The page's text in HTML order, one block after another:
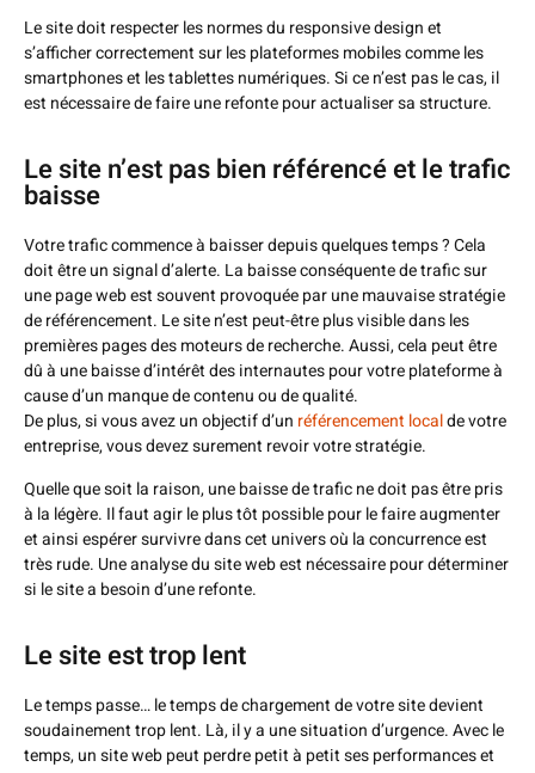
Le site doit respecter les normes du responsive design et
s’afficher correctement sur les plateformes mobiles comme les
smartphones et les tablettes numériques. Si ce n’est pas le cas, il
est nécessaire de faire une refonte pour actualiser sa structure.
Le site n’est pas bien référencé et le trafic
baisse
Votre trafic commence à baisser depuis quelques temps ? Cela
doit être un signal d’alerte. La baisse conséquente de trafic sur
une page web est souvent provoquée par une mauvaise stratégie
de référencement. Le site n’est peut-être plus visible dans les
premières pages des moteurs de recherche. Aussi, cela peut être
dû à une baisse d’intérêt des internautes pour votre plateforme à
cause d’un manque de contenu ou de qualité.
De plus, si vous avez un objectif d’un référencement localde votre
entreprise, vous devez surement revoir votre stratégie.
Quelle que soit la raison, une baisse de trafic ne doit pas être pris
à la légère. Il faut agir le plus tôt possible pour le faire augmenter
et ainsi espérer survivre dans cet univers où la concurrence est
très rude. Une analyse du site web est nécessaire pour déterminer
si le site a besoin d’une refonte.
Le site est trop lent
Le temps passe… le temps de chargement de votre site devient
soudainement trop lent. Là, il y a une situation d’urgence. Avec le
temps, un site web peut perdre petit à petit ses performances et